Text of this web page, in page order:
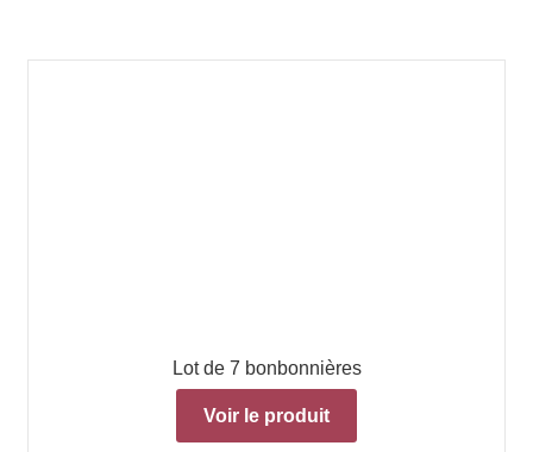
Lot de 7 bonbonnières
Voir le produit